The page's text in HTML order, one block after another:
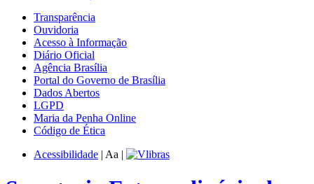
Transparência
Ouvidoria
Acesso à Informação
Diário Oficial
Agência Brasília
Portal do Governo de Brasília
Dados Abertos
LGPD
Maria da Penha Online
Código de Ética
Acessibilidade | Aa |